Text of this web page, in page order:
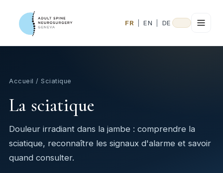
FR EN DE
Accueil / Sciatique
La sciatique
Douleur irradiant dans la jambe : comprendre la
sciatique, reconnaître les signaux d'alarme et savoir
quand consulter.